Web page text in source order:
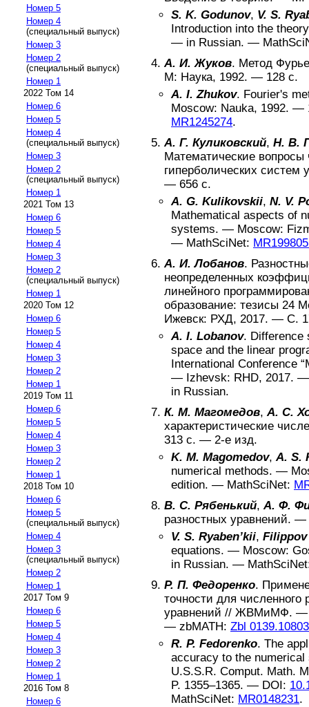
Номер 5
Номер 4
(специальный выпуск)
Номер 3
Номер 2
(специальный выпуск)
Номер 1
2022 Том 14
Номер 6
Номер 5
Номер 4
(специальный выпуск)
Номер 3
Номер 2
(специальный выпуск)
Номер 1
2021 Том 13
Номер 6
Номер 5
Номер 4
Номер 3
Номер 2
(специальный выпуск)
Номер 1
2020 Том 12
Номер 6
Номер 5
Номер 4
Номер 3
Номер 2
Номер 1
2019 Том 11
Номер 6
Номер 5
Номер 4
Номер 3
Номер 2
Номер 1
2018 Том 10
Номер 6
Номер 5
(специальный выпуск)
Номер 4
Номер 3
(специальный выпуск)
Номер 2
Номер 1
2017 Том 9
Номер 6
Номер 5
Номер 4
Номер 3
Номер 2
Номер 1
2016 Том 8
Номер 6
S. K. Godunov, V. S.
Introduction into the theory
— in Russian. —
А. И. Жуков. Метод
М: Наука, 1992. — 128 с.
A. I. Zhukov. Fourier's
Moscow: Nauka, 1992. —
MR1245274.
А. Г. Куликовский, Н. В.
Математические вопросы
гиперболических систем
— 656 с.
A. G. Kulikovskii, N. V.
Mathematical aspects of
systems. — Moscow:
— MathSciNet:
А. И. Лобанов.
неопределенных
линейного
образование: тезисы 24
Ижевск: РХД, 2017. — С.
A. I. Lobanov. Difference
space and the linear
International Conference
— Izhevsk: RHD, 2017.
in Russian.
К. М. Магомедов,А. С.
характеристические
313 с. — 2-е изд.
K. M. Magomedov,A. S.
numerical methods. —
edition. — MathSciNet:
В. С. Рябенький,А. Ф.
разностных уравнений. —
V. S. Ryaben’kii, Filippov
equations. — Moscow:
in Russian. —
Р. П. Федоренко.
точности для численного
уравнений // ЖВМиМФ.
— zbMATH: Zbl 0139.10803
R. P. Fedorenko. The
accuracy to the
U.S.S.R. Comput. Math.
P. 1355–1365. — DOI:
MathSciNet: MR0148231.